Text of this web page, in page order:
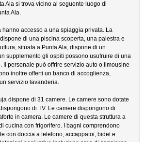
Ala si trova vicino al seguente luogo di
Ala.
hanno accesso a una spiaggia privata. La
di una piscina scoperta, una palestra e
situata a Punta Ala, dispone di un
supplemento gli ospiti possono usufruire di una
Il personale può offrire servizio auto o limousine
inoltre offerti un banco di accoglienza,
servizio lavanderia.
dispone di 31 camere. Le camere sono dotate
di TV. Le camere dispongono di
in camera. Le camere di questa struttura a
cucina con frigorifero. I bagni comprendono
con doccia a telefono, accappatoi, bidet e